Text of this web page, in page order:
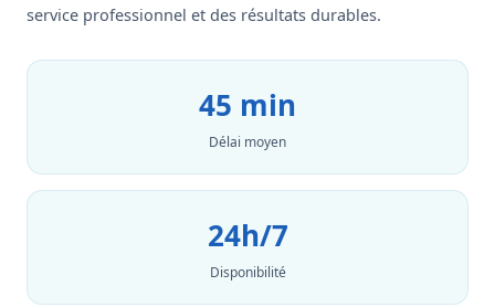
service professionnel et des résultats durables.
45 min
Délai moyen
24h/7
Disponibilité